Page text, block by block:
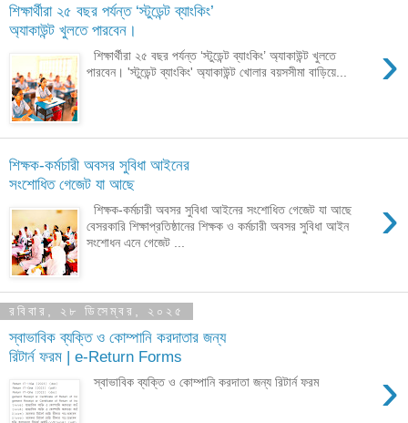
শিক্ষার্থীরা ২৫ বছর পর্যন্ত ‘স্টুডেন্ট ব্যাংকিং’
অ্যাকাউন্ট খুলতে পারবেন।
›
শিক্ষার্থীরা ২৫ বছর পর্যন্ত ‘স্টুডেন্ট ব্যাংকিং’ অ্যাকাউন্ট খুলতে
পারবেন। 'স্টুডেন্ট ব্যাংকিং' অ্যাকাউন্ট খোলার বয়সসীমা বাড়িয়ে...
শিক্ষক-কর্মচারী অবসর সুবিধা আইনের
সংশোধিত গেজেট যা আছে
›
শিক্ষক-কর্মচারী অবসর সুবিধা আইনের সংশোধিত গেজেট যা আছে
বেসরকারি শিক্ষাপ্রতিষ্ঠানের শিক্ষক ও কর্মচারী অবসর সুবিধা আইন
সংশোধন এনে গেজেট ...
রবিবার, ২৮ ডিসেম্বর, ২০২৫
স্বাভাবিক ব্যক্তি ও কোম্পানি করদাতার জন্য
রিটার্ন ফরম | e-Return Forms
›
স্বাভাবিক ব্যক্তি ও কোম্পানি করদাতা জন্য রিটার্ন ফরম